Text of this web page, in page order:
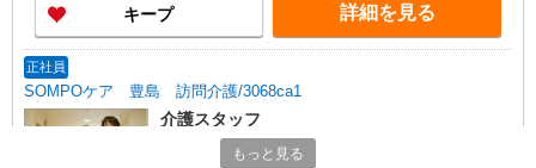
はさらに時給＋50円（再入社者は除く） ◎夜勤勤
務の場合別途手当あり：4,000円/回
キープ 詳細を見る
正社員
SOMPOケア 豊島 訪問介護/3068ca1
介護スタッフ
【介護福祉士】 月給：272,300円 年収例：370
もっと見る